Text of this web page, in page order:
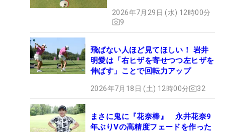
2026年7月29日 (水) 12時00分
9
飛ばない人ほど見てほしい！ 岩井
明愛は「右ヒザを寄せつつ左ヒザを
伸ばす」ことで回転力アップ
2026年7月18日 (土) 12時00分 32
まさに鬼に『花奈棒』 永井花奈9
年ぶりVの高精度フェードを作った